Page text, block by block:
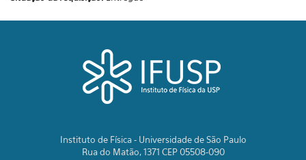
Instituto de Física - Universidade de São Paulo
Rua do Matão, 1371 CEP 05508-090